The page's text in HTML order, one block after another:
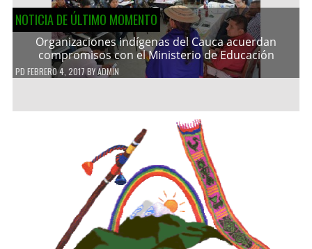
NOTICIA DE ÚLTIMO MOMENTO
Organizaciones indígenas del Cauca acuerdan
compromisos con el Ministerio de Educación
PD FEBRERO 4, 2017 BYADMIN